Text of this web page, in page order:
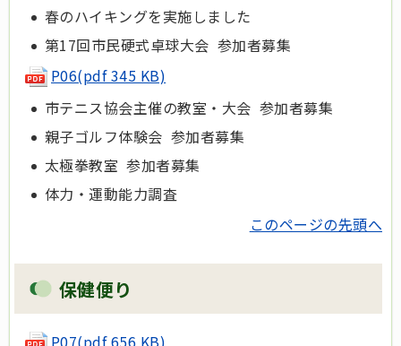
春のハイキングを実施しました
第17回市民硬式卓球大会 参加者募集
P06(pdf 345 KB)
市テニス協会主催の教室・大会 参加者募集
親子ゴルフ体験会 参加者募集
太極拳教室 参加者募集
体力・運動能力調査
このページの先頭へ
保健便り
P07(pdf 656 KB)